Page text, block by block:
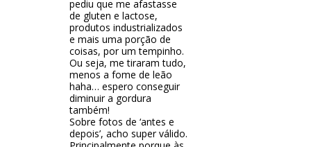
pediu que me afastasse
de gluten e lactose,
produtos industrializados
e mais uma porção de
coisas, por um tempinho.
Ou seja, me tiraram tudo,
menos a fome de leão
haha… espero conseguir
diminuir a gordura
também!
Sobre fotos de ‘antes e
depois’, acho super válido.